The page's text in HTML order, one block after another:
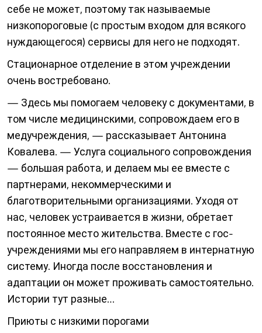
себе не может, поэтому так называемые
низкопороговые (с простым входом для всякого
нуждающегося) сервисы для него не подходят.
Стационарное отделение в этом учреждении
очень востребовано.
— Здесь мы помогаем человеку с документами, в
том числе медицинскими, сопровож­даем его в
медучреждения, — рассказывает Антонина
Ковалева. — Услуга социального сопровож­дения
— большая работа, и делаем мы ее вместе с
партнерами, некоммерческими и
благотворительными организациями. Уходя от
нас, человек устраивается в жизни, обретает
постоянное место жительства. Вместе с гос­
учреждениями мы его направляем в интернатную
систему. Иногда после восстановления и
адаптации он может проживать самостоятельно.
Истории тут разные…
Приюты с низкими порогами